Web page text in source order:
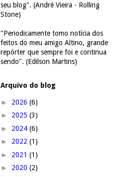
seu blog". (André Vieira - Rolling
Stone)
"Periodicamente tomo notícia dos
feitos do meu amigo Altino, grande
repórter que sempre foi e continua
sendo". (Edilson Martins)
Arquivo do blog
► 2026 (6)
► 2025 (3)
► 2024 (6)
► 2022 (1)
► 2021 (1)
► 2020 (2)